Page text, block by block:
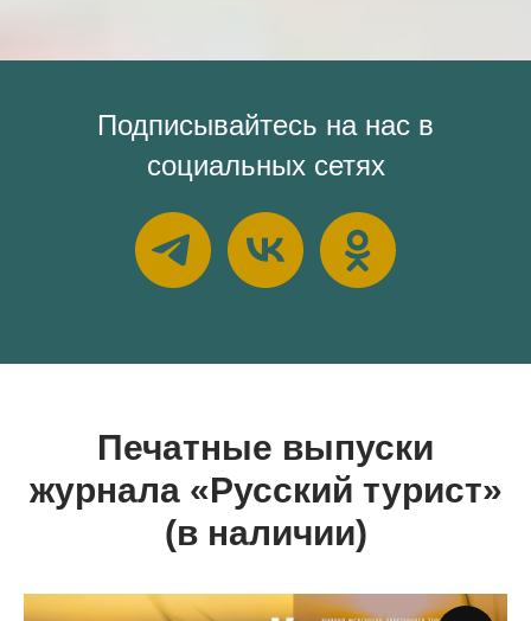
Подписывайтесь на нас в
социальных сетях
Печатные выпуски
журнала «Русский турист»
(в наличии)